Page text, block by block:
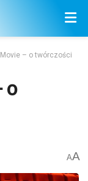
– o twórczości
o
AA